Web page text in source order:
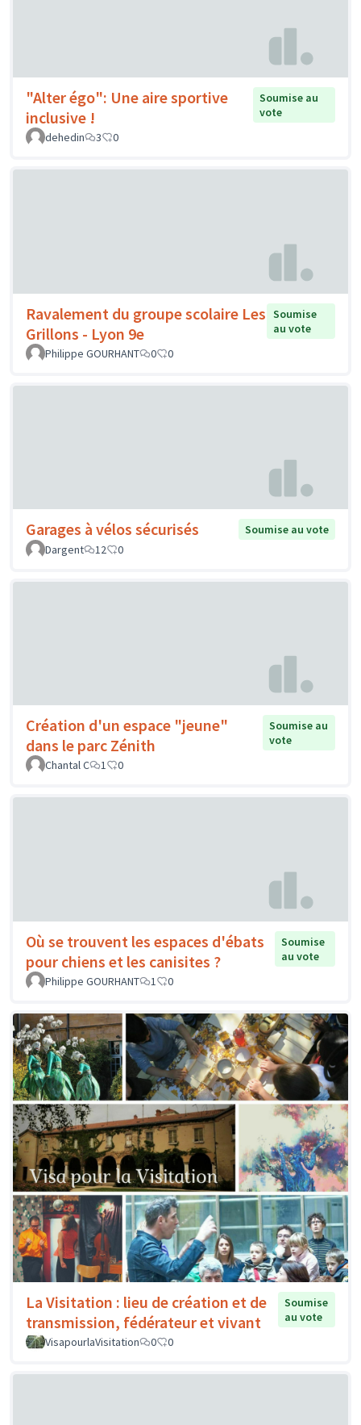
"Alter égo": Une aire sportive
inclusive !
Soumise au
vote
dehedin
3 0
Ravalement du groupe scolaire Les
Grillons - Lyon 9e
Soumise
au vote
Philippe GOURHANT
0 0
Garages à vélos sécurisés
Soumise au vote
Dargent
12 0
Création d'un espace "jeune"
dans le parc Zénith
Soumise au
vote
Chantal C
1 0
Où se trouvent les espaces d'ébats
pour chiens et les canisites ?
Soumise
au vote
Philippe GOURHANT
1 0
La Visitation : lieu de création et de
transmission, fédérateur et vivant
Soumise
au vote
VisapourlaVisitation
0 0